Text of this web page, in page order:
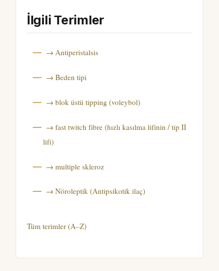
İlgili Terimler
→ Antiperistalsis
→ Beden tipi
→ blok üstü tipping (voleybol)
→ fast twitch fibre (hızlı kasılma lifinin / tip II
lifi)
→ multiple skleroz
→ Nöroleptik (Antipsikotik ilaç)
Tüm terimler (A–Z)